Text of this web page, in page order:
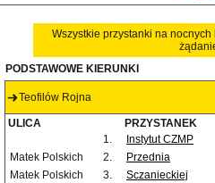
Wszystkie przystanki na
PODSTAWOWE KIERUNKI
Teofilów Rojna
ULICA PRZYSTANEK
1.
Instytut CZMP
Matek Polskich
2. Przednia
Matek Polskich
3. Sczanieckiej